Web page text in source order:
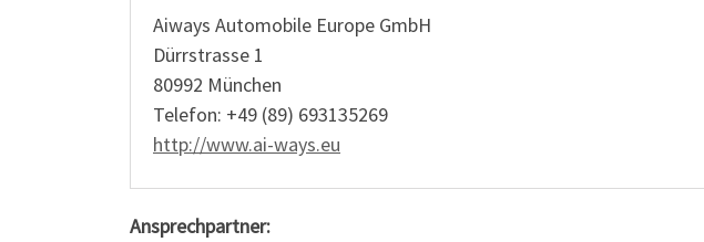
Aiways Automobile Europe GmbH
Dürrstrasse 1
80992 München
Telefon: +49 (89) 693135269
http://www.ai-ways.eu
Ansprechpartner: